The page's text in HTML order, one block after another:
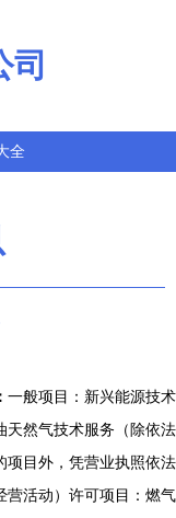
司
全
一般项目：新兴能源技术
天然气技术服务（除依法
项目外，凭营业执照依法
营活动）许可项目：燃气